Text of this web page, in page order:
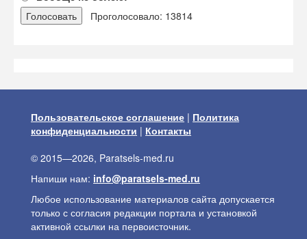
Проголосовало: 13814
Пользовательское соглашение | Политика
конфиденциальности | Контакты
© 2015—2026, Paratsels-med.ru
Напиши нам: info@paratsels-med.ru
Любое использование материалов сайта допускается
только с согласия редакции портала и установкой
активной ссылки на первоисточник.